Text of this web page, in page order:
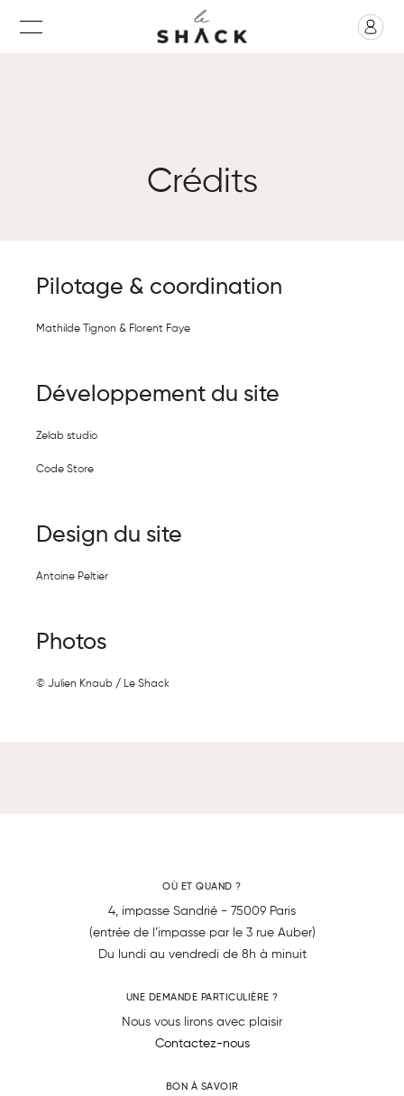
Crédits
Pilotage & coordination
Mathilde Tignon & Florent Faye
Développement du site
Zelab studio
Code Store
Design du site
Antoine Peltier
Photos
© Julien Knaub / Le Shack
OÙ ET QUAND ?
4, impasse Sandrié - 75009 Paris
(entrée de l’impasse par le 3 rue Auber)
Du lundi au vendredi de 8h à minuit
UNE DEMANDE PARTICULIÈRE ?
Nous vous lirons avec plaisir
Contactez-nous
BON À SAVOIR